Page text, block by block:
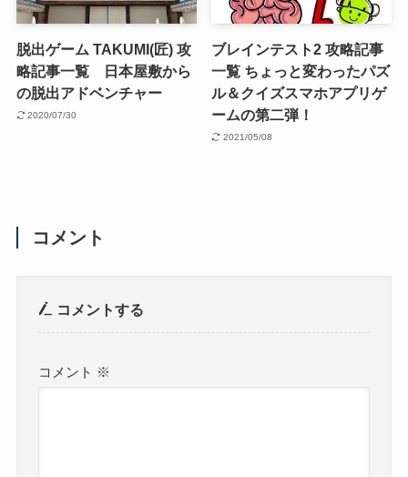
脱出ゲーム TAKUMI(匠) 攻
略記事一覧 日本屋敷から
の脱出アドベンチャー
2020/07/30
ブレインテスト2 攻略記事
一覧 ちょっと変わったパズ
ル＆クイズスマホアプリゲ
ームの第二弾！
2021/05/08
コメント
コメントする
コメント ※